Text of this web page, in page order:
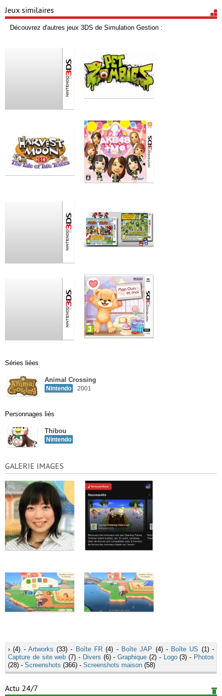
Jeux similaires
Découvrez d'autres jeux 3DS de Simulation Gestion :
Séries liées
Animal Crossing
Nintendo 2001
Personnages liés
Thibou
Nintendo
GALERIE IMAGES
›(4) - Artworks (33) - Boîte FR (4) - Boîte JAP (4) - Boîte US (1) -
Capture de site web (7) - Divers (6) -Graphique (2) - Logo(3) - Photos
(28) - Screenshots (366) - Screenshots maison (58)
Actu 24/7